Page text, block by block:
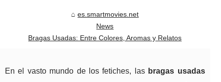
es.smartmovies.net
News
Bragas Usadas: Entre Colores, Aromas y Relatos
En el vasto mundo de los fetiches, las bragas usadas